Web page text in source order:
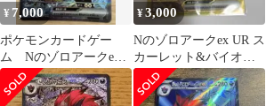
¥ 7,000
ポケモンカードゲー
ム Nのゾロアークex
sar 242/193 メガドリー
ム
¥3,000
Nのゾロアークex UR ス
カーレット&バイオレ
ット 拡張パック バトル
パート…